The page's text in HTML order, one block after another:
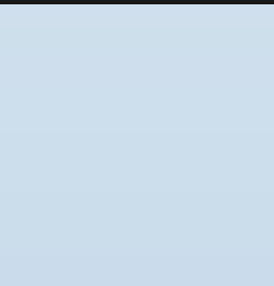
ar rs